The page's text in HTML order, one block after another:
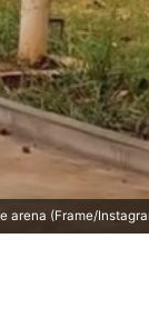
arena (Frame/